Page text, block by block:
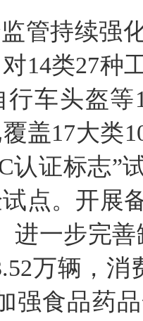
管持续强
14类27种
车头盔
盖17大类
认证标志”
点。开展
进一步完
万辆，
强食品药